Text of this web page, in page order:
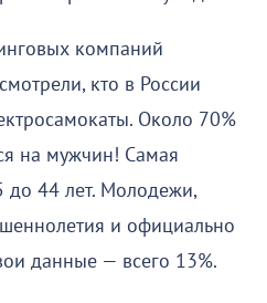
компаний
кто в России
Около 70%
на мужчин! Самая
до 44 лет. Молодежи,
и официально
данные — всего 13%.